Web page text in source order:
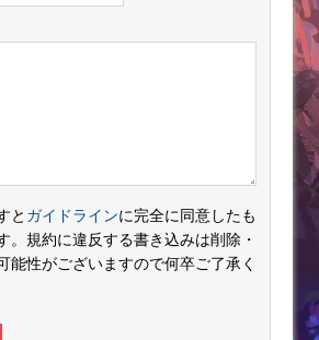
と ガイドラインに完全に同意したも
。規約に違反する書き込みは削除・
能性がございますので何卒ご了承く